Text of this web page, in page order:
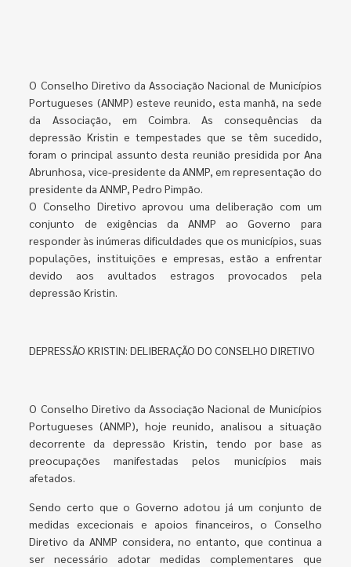
O Conselho Diretivo da Associação Nacional de Municípios
Portugueses (ANMP) esteve reunido, esta manhã, na sede
da Associação, em Coimbra. As consequências da
depressão Kristin e tempestades que se têm sucedido,
foram o principal assunto desta reunião presidida por Ana
Abrunhosa, vice-presidente da ANMP, em representação do
presidente da ANMP, Pedro Pimpão.
O Conselho Diretivo aprovou uma deliberação com um
conjunto de exigências da ANMP ao Governo para
responder às inúmeras dificuldades que os municípios, suas
populações, instituições e empresas, estão a enfrentar
devido aos avultados estragos provocados pela
depressão Kristin.
DEPRESSÃO KRISTIN: DELIBERAÇÃO DO CONSELHO DIRETIVO
O Conselho Diretivo da Associação Nacional de Municípios
Portugueses (ANMP), hoje reunido, analisou a situação
decorrente da depressão Kristin, tendo por base as
preocupações manifestadas pelos municípios mais
afetados.
Sendo certo que o Governo adotou já um conjunto de
medidas excecionais e apoios financeiros, o Conselho
Diretivo da ANMP considera, no entanto, que continua a
ser necessário adotar medidas complementares que